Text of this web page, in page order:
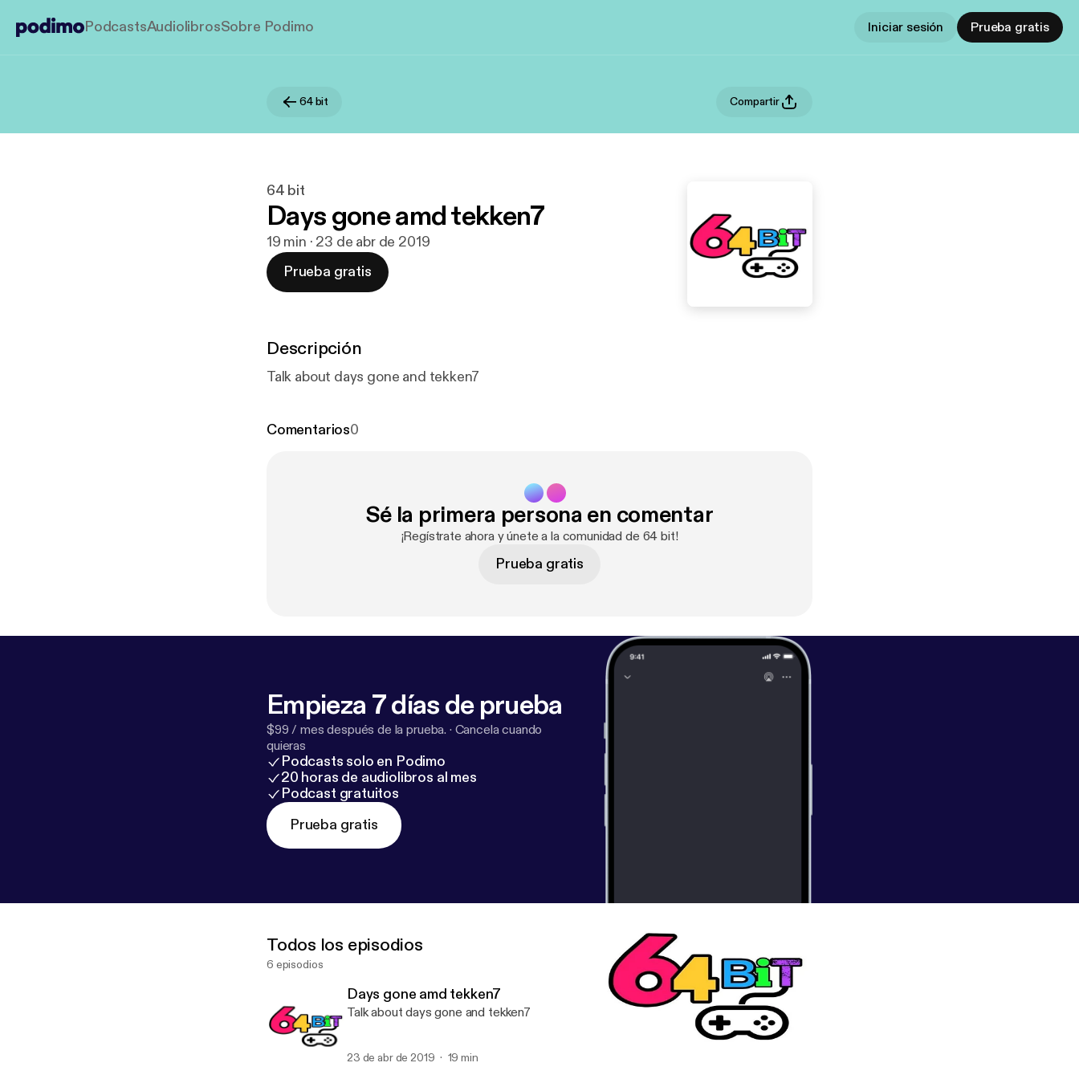
PodcastsAudiolibrosSobre Podimo Iniciar sesión Prueba gratis
64 bit Compartir
64 bit
Days gone amd tekken7
19 min · 23 de abr de 2019
Prueba gratis
Descripción
Talk about days gone and tekken7
Comentarios0
Sé la primera persona en comentar
¡Regístrate ahora y únete a la comunidad de 64 bit!
Prueba gratis
Empieza 7 días de prueba
$99 / mes después de la prueba. · Cancela cuando
quieras
Podcasts solo en Podimo
20 horas de audiolibros al mes
Podcast gratuitos
Prueba gratis
Todos los episodios
6 episodios
Days gone amd tekken7
Talk about days gone and tekken7
23 de abr de 2019 19 min